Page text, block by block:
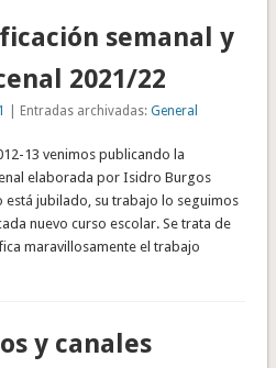
semanal y
2021/22
| Entradas archivadas:General
13 venimos publicando la
elaborada por Isidro Burgos
está jubilado, su trabajo lo seguimos
nuevo curso escolar. Se trata de
maravillosamente el trabajo
y canales